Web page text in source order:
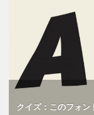
クイズ：このフォン